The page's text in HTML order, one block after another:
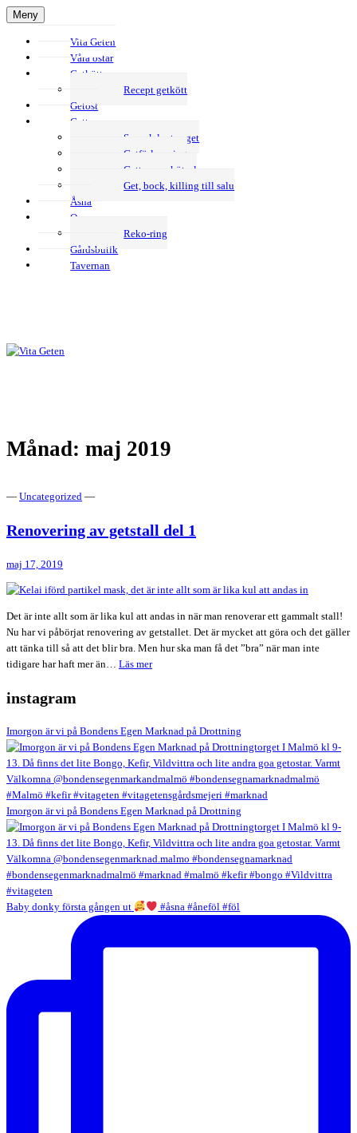
Hoppa
innehåll
Meny
Vita Geten
Våra ostar
Getkött
Recept getkött
Getost
Getter
Svensk lantrasget
Getförlossning
Getternas skötsel
Get, bock, killing till salu
Åsna
Om oss
Reko-ring
Gårdsbutik
Tavernan
Månad: maj 2019
— Uncategorized —
Renovering av getstall del 1
maj 17, 2019
Det är inte allt som är lika kul att andas in när man renoverar ett gammalt stall!
Nu har vi påbörjat renovering av getstallet. Det är mycket att göra och det gäller
att tänka till så att det blir bra. Men hur ska man få det ”bra” när man inte
tidigare har haft mer än… Läs merRenovering
1
instagram
Imorgon är vi på Bondens Egen Marknad på Drottning
Imorgon är vi på Bondens Egen Marknad på Drottning
Baby donky första gången ut #åsna #åneföl #föl